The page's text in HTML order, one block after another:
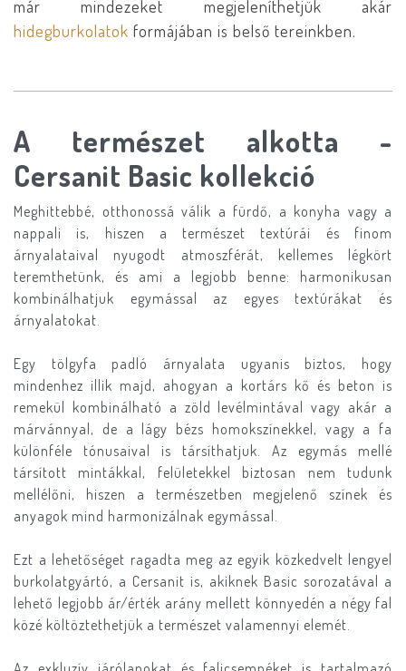
már mindezeket megjeleníthetjük akár
hidegburkolatok formájában is belső tereinkben.
A természet alkotta -
Cersanit Basic kollekció
Meghittebbé, otthonossá válik a fürdő, a konyha vagy a
nappali is, hiszen a természet textúrái és finom
árnyalataival nyugodt atmoszférát, kellemes légkört
teremthetünk, és ami a legjobb benne: harmonikusan
kombinálhatjuk egymással az egyes textúrákat és
árnyalatokat.
Egy tölgyfa padló árnyalata ugyanis biztos, hogy
mindenhez illik majd, ahogyan a kortárs kő és beton is
remekül kombinálható a zöld levélmintával vagy akár a
márvánnyal, de a lágy bézs homokszínekkel, vagy a fa
különféle tónusaival is társíthatjuk. Az egymás mellé
társított mintákkal, felületekkel biztosan nem tudunk
mellélőni, hiszen a természetben megjelenő színek és
anyagok mind harmonizálnak egymással.
Ezt a lehetőséget ragadta meg az egyik közkedvelt lengyel
burkolatgyártó, a Cersanit is, akiknek Basic sorozatával a
lehető legjobb ár/érték arány mellett könnyedén a négy fal
közé költöztethetjük a természet valamennyi elemét.